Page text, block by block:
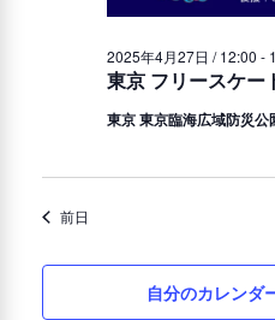
東京 フリースケー
2025年4月27日 / 12:00 -
東京 東京臨海広域防災公
前日
自分のカレンダ